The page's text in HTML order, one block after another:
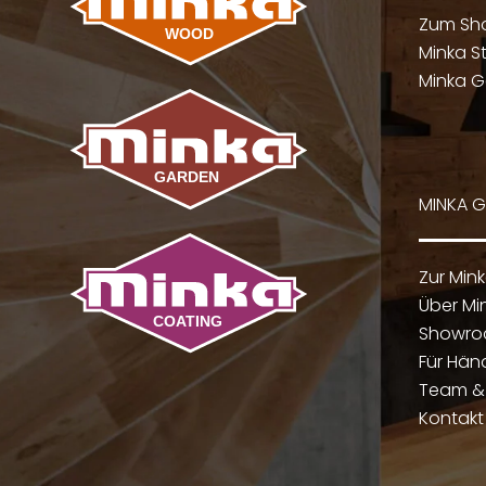
Zum
Minka
Minka
MINKA
Zur
Über
Für
Team
Kontakt